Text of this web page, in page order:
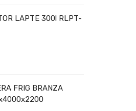
LAPTE 300l RLPT-
FRIG BRANZA